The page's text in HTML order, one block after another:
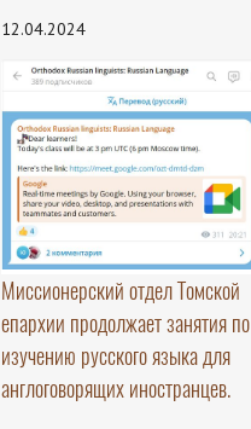
12.04.2024
Миссионерский отдел Томской
епархии продолжает занятия по
изучению русского языка для
англоговорящих иностранцев.